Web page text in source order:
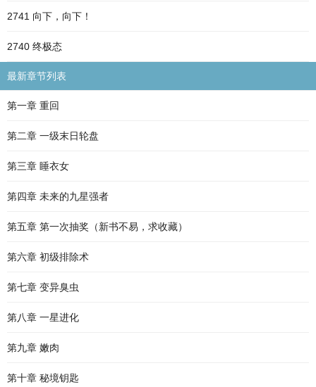
2741 向下，向下！
2740 终极态
最新章节列表
第一章 重回
第二章 一级末日轮盘
第三章 睡衣女
第四章 未来的九星强者
第五章 第一次抽奖（新书不易，求收藏）
第六章 初级排除术
第七章 变异臭虫
第八章 一星进化
第九章 嫩肉
第十章 秘境钥匙